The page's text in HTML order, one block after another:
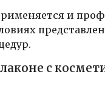
и
с